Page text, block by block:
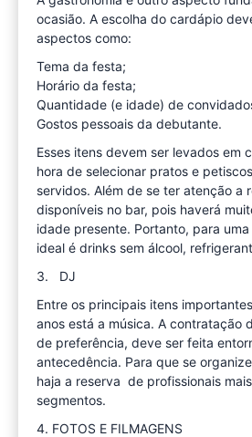
ocasião. A escolha do cardápio
aspectos como:
Tema da festa;
Horário da festa;
Quantidade (e idade) de
Gostos pessoais da debutante.
Esses itens devem ser levados em
hora de selecionar pratos e
servidos. Além de se ter atenção a
disponíveis no bar, pois haverá
idade presente. Portanto, para
ideal é drinks sem álcool,
3. DJ
Entre os principais itens
anos está a música. A contratação
de preferência, deve ser feita
antecedência. Para que se
haja a reserva de profissionais
segmentos.
4. FOTOS E FILMAGENS